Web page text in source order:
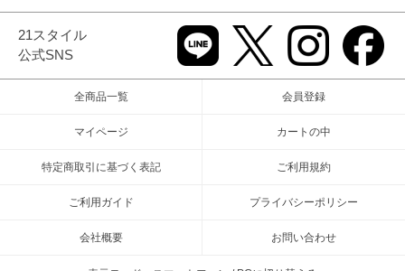
21スタイル
公式SNS
全商品一覧 会員登録
マイページ カートの中
特定商取引に基づく表記 ご利用規約
ご利用ガイド プライバシーポリシー
会社概要 お問い合わせ